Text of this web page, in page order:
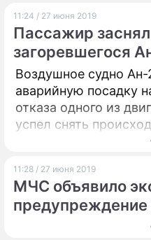
11:24 / 27 июня 2019
Пассажир
загоревшегося
Воздушное судно
аварийную посадку
отказа одного из
успел снять
самолета на камеру
11:28 / 27 июня 2019
МЧС объявило